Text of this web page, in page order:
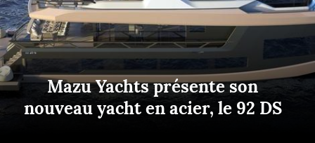
Mazu Yachts présente son
nouveau yacht en acier, le 92 DS